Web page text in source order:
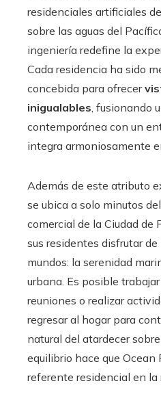
residenciales artificiales
sobre las aguas del
ingeniería redefine la
Cada residencia ha sido
concebida para ofrecer
inigualables, fusionando
contemporánea con un
integra armoniosamente
Además de este atributo
se ubica a solo minutos
comercial de la Ciudad de
sus residentes disfrutar de
mundos: la serenidad
urbana. Es posible
reuniones o realizar
regresar al hogar para
natural del atardecer
equilibrio hace que Ocean
referente residencial en la